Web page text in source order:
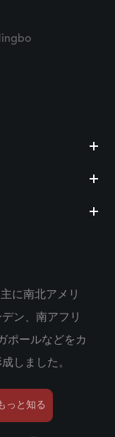
に南北アメリ
ン、南アフリ
ポールなどをカ
しました。
っと知る